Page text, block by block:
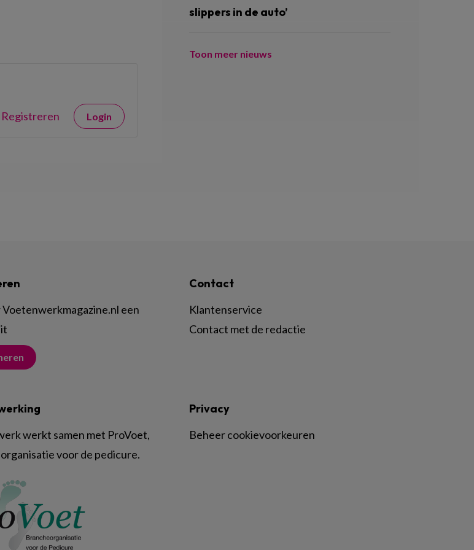
Registreren Login
slippers in de auto’
Toon meer nieuws
Voetenwerkmagazine.nl een
Contact
Klantenservice
Contact met de redactie
werkt samen met ProVoet,
voor de pedicure.
Privacy
Beheer cookievoorkeuren